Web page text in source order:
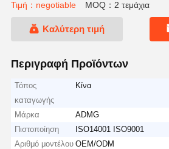
Τιμή：negotiable MOQ：2 τεμάχια
Καλύτερη τιμή
Περιγραφή Προϊόντων
Τόπος
καταγωγής
Κίνα
Μάρκα
ADMG
Πιστοποίηση
ISO14001 ISO9001
Αριθμό μοντέλου OEM/ODM